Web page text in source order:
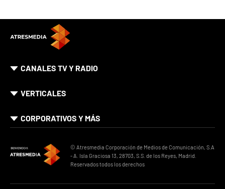
CANALES TV Y RADIO
VERTICALES
CORPORATIVOS Y MÁS
© Atresmedia Corporación de Medios de Comunicación, S.A
- A. Isla Graciosa 13, 28703, S.S. de los Reyes, Madrid.
Reservados todos los derechos